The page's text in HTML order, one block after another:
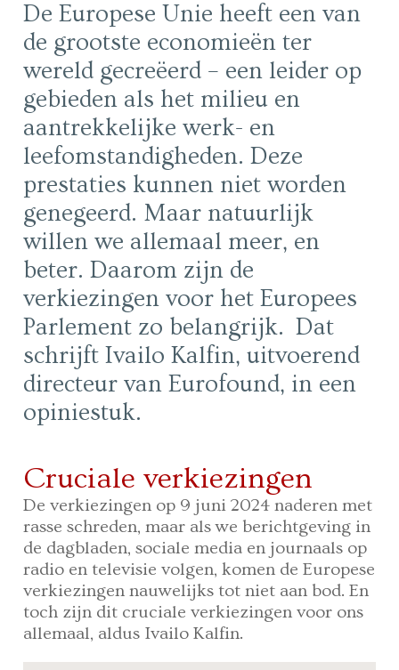
De Europese Unie heeft een van
de grootste economieën ter
wereld gecreëerd – een leider op
gebieden als het milieu en
aantrekkelijke werk- en
leefomstandigheden. Deze
prestaties kunnen niet worden
genegeerd. Maar natuurlijk
willen we allemaal meer, en
beter. Daarom zijn de
verkiezingen voor het Europees
Parlement zo belangrijk. Dat
schrijft Ivailo Kalfin, uitvoerend
directeur van Eurofound, in een
opiniestuk.
Cruciale verkiezingen
De verkiezingen op 9 juni 2024 naderen met
rasse schreden, maar als we berichtgeving in
de dagbladen, sociale media en journaals op
radio en televisie volgen, komen de Europese
verkiezingen nauwelijks tot niet aan bod. En
toch zijn dit cruciale verkiezingen voor ons
allemaal, aldus Ivailo Kalfin.